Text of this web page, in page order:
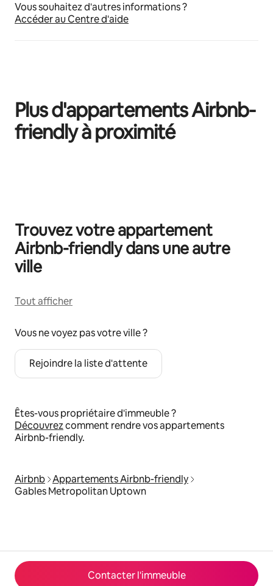
Contacter l'immeuble
Vous souhaitez d'autres informations ?
Accéder au Centre d'aide
Plus d'appartements Airbnb-
friendly à proximité
Trouvez votre appartement
Airbnb-friendly dans une autre
ville
Tout afficher
Vous ne voyez pas votre ville ?
Rejoindre la liste d'attente
Êtes-vous propriétaire d'immeuble ?
Découvrezcomment rendre vos appartements
Airbnb-friendly.
Airbnb Appartements Airbnb-friendly
Gables Metropolitan Uptown